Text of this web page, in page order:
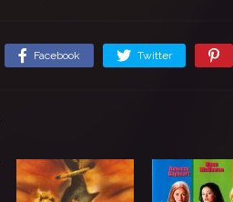
Facebook Twitter